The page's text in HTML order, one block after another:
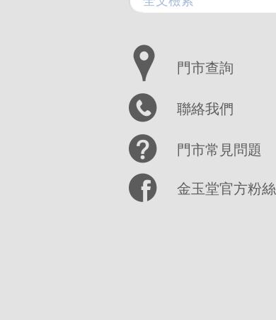
門市查詢
聯絡我們
門市常見問題
金玉堂官方粉